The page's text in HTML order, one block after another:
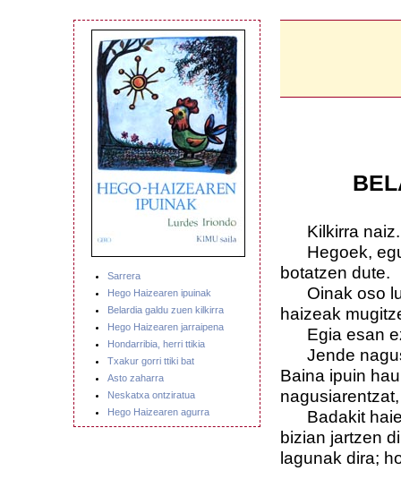
Sarrera
Hego Haizearen ipuinak
Belardia galdu zuen kilkirra
Hego Haizearen jarraipena
Hondarribia, herri ttikia
Txakur gorri ttiki bat
Asto zaharra
Neskatxa ontziratua
Hego Haizearen agurra
Kilkirra naiz.
Hegoek,
botatzen dute.
Oinak oso
haizeak
Egia esan
Jende
Baina ipuin
Badakit haiei
bizian jartzen
lagunak dira;